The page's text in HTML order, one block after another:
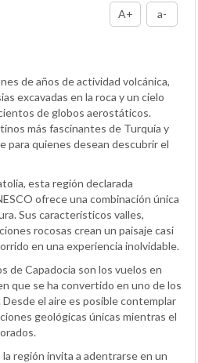
A+ a-
de años de actividad volcánica,
excavadas en la roca y un cielo
de globos aerostáticos.
más fascinantes de Turquía y
para quienes desean descubrir el
esta región declarada
ofrece una combinación única
Sus característicos valles,
rocosas crean un paisaje casi
en una experiencia inolvidable.
de Capadocia son los vuelos en
que se ha convertido en uno de los
el aire es posible contemplar
geológicas únicas mientras el
región invita a adentrarse en un